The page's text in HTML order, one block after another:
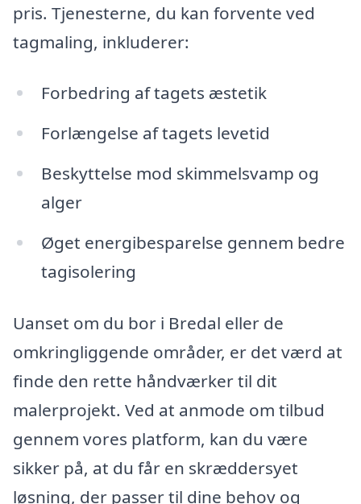
pris. Tjenesterne, du kan forvente ved
tagmaling, inkluderer:
Forbedring af tagets æstetik
Forlængelse af tagets levetid
Beskyttelse mod skimmelsvamp og
alger
Øget energibesparelse gennem bedre
tagisolering
Uanset om du bor i Bredal eller de
omkringliggende områder, er det værd at
finde den rette håndværker til dit
malerprojekt. Ved at anmode om tilbud
gennem vores platform, kan du være
sikker på, at du får en skræddersyet
løsning, der passer til dine behov og